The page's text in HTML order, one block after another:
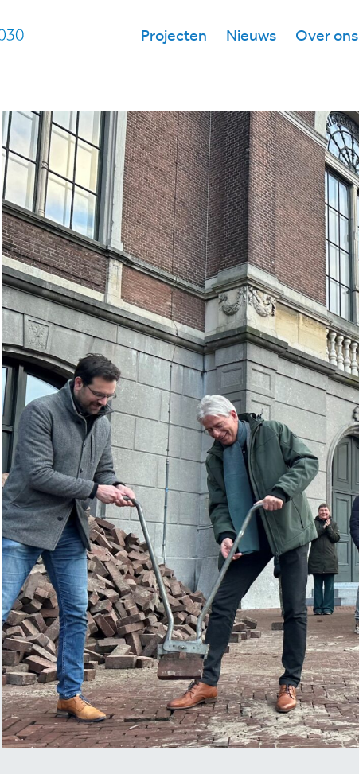
Projecten Nieuws Over ons